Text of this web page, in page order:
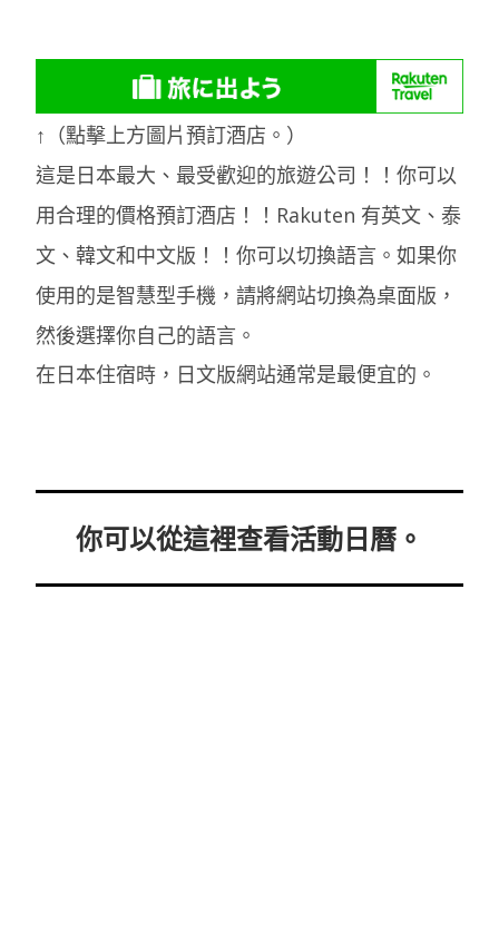
↑（點擊上方圖片預訂酒店。）
這是日本最大、最受歡迎的旅遊公司！！你可以
用合理的價格預訂酒店！！Rakuten 有英文、泰
文、韓文和中文版！！你可以切換語言。如果你
使用的是智慧型手機，請將網站切換為桌面版，
然後選擇你自己的語言。
在日本住宿時，日文版網站通常是最便宜的。
你可以從這裡查看活動日曆。